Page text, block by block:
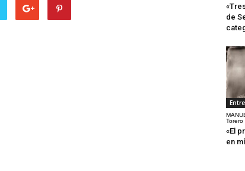
de
Torero
«El
en